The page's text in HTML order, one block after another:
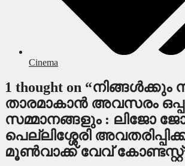
Cinema
1 thought on
താരമാകാൻ അവസരം
സമ്മാനങ്ങളും : ലിജോ
പെല്ലിശ്ശേരി
മൂൺവാക്ക് വേവ്